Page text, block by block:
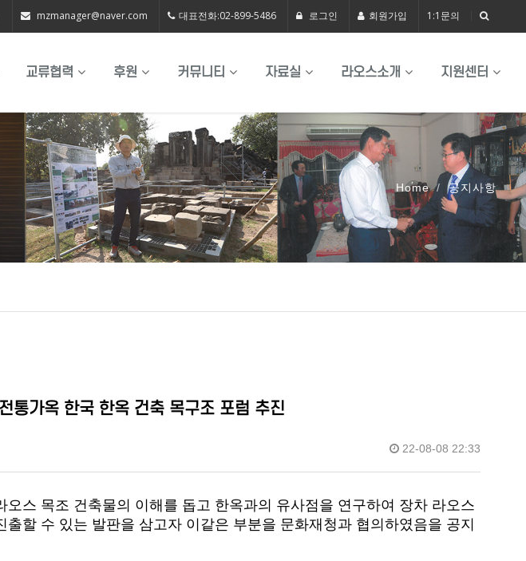
mzmanager@naver.com 대표전화:02-899-5486 로그인 회원가입 1:1문의
교류협력 후원 커뮤니티 자료실 라오스소개 지원센터
Home 공지사항
통가옥 한국 한옥 건축 목구조 포럼 추진
22-08-08 22:33
스 목조 건축물의 이해를 돕고 한옥과의 유사점을 연구하여 장차 라오스
할 수 있는 발판을 삼고자 이같은 부분을 문화재청과 협의하였음을 공지